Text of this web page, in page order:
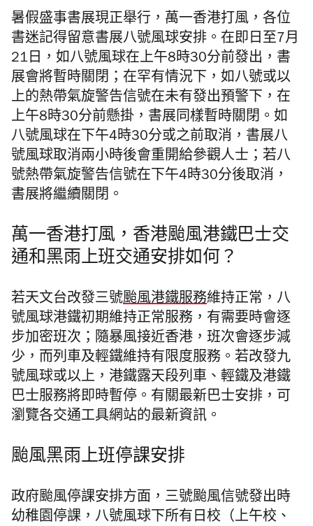
暑假盛事書展現正舉行，萬一香港打風，各位
書迷記得留意書展八號風球安排。在即日至7月
21日，如八號風球在上午8時30分前發出，書
展會將暫時關閉；在罕有情況下，如八號或以
上的熱帶氣旋警告信號在未有發出預警下，在
上午8時30分前懸掛，書展同樣暫時關閉。如
八號風球在下午4時30分或之前取消，書展八
號風球取消兩小時後會重開給參觀人士；若八
號熱帶氣旋警告信號在下午4時30分後取消，
書展將繼續關閉。
萬一香港打風，香港颱風港鐵巴士交
通和黑雨上班交通安排如何？
若天文台改發三號颱風港鐵服務維持正常，八
號風球港鐵初期維持正常服務，有需要時會逐
步加密班次；隨暴風接近香港，班次會逐步減
少，而列車及輕鐵維持有限度服務。若改發九
號風球或以上，港鐵露天段列車、輕鐵及港鐵
巴士服務將即時暫停。有關最新巴士安排，可
瀏覽各交通工具網站的最新資訊。
颱風黑雨上班停課安排
政府颱風停課安排方面，三號颱風信號發出時
幼稚園停課，八號風球下所有日校（上午校、